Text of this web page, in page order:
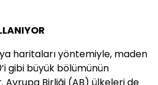
haritaları yöntemiyle, maden
gibi büyük bölümünün